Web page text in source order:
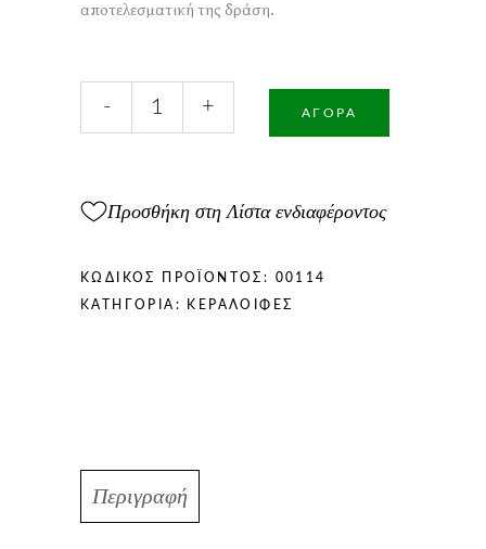
αποτελεσματική της δράση.
Παραδοσιακή
Κεραλοιφή
- + ΑΓΟΡΆ
Προσθήκη στη Λίστα ενδιαφέροντος
ΚΩΔΙΚΌΣ ΠΡΟΪΌΝΤΟΣ: 00114
ΚΑΤΗΓΟΡΊΑ: ΚΕΡΑΛΟΙΦΈΣ
Περιγραφή